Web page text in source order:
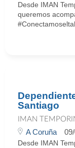
Desde IMAN
queremos
Santiago
IMAN
A Coruña
Desde IMAN